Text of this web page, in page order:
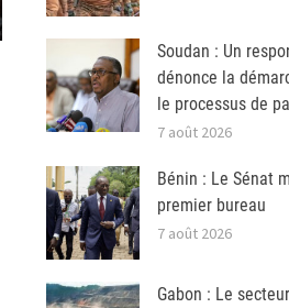
Soudan : Un
dénonce la
le processus de
7 août 2026
Bénin : Le Sénat
premier bureau
7 août 2026
Gabon : Le